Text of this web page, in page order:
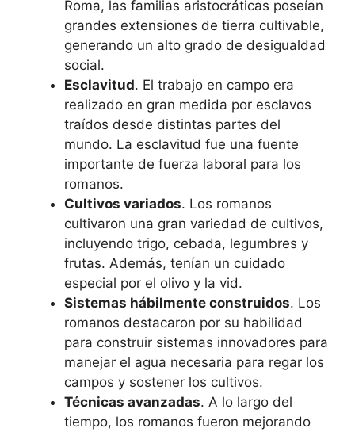
Roma, las familias aristocráticas poseían
grandes extensiones de tierra cultivable,
generando un alto grado de desigualdad
social.
Esclavitud. El trabajo en campo era
realizado en gran medida por esclavos
traídos desde distintas partes del
mundo. La esclavitud fue una fuente
importante de fuerza laboral para los
romanos.
Cultivos variados. Los romanos
cultivaron una gran variedad de cultivos,
incluyendo trigo, cebada, legumbres y
frutas. Además, tenían un cuidado
especial por el olivo y la vid.
Sistemas hábilmente construidos. Los
romanos destacaron por su habilidad
para construir sistemas innovadores para
manejar el agua necesaria para regar los
campos y sostener los cultivos.
Técnicas avanzadas. A lo largo del
tiempo, los romanos fueron mejorando